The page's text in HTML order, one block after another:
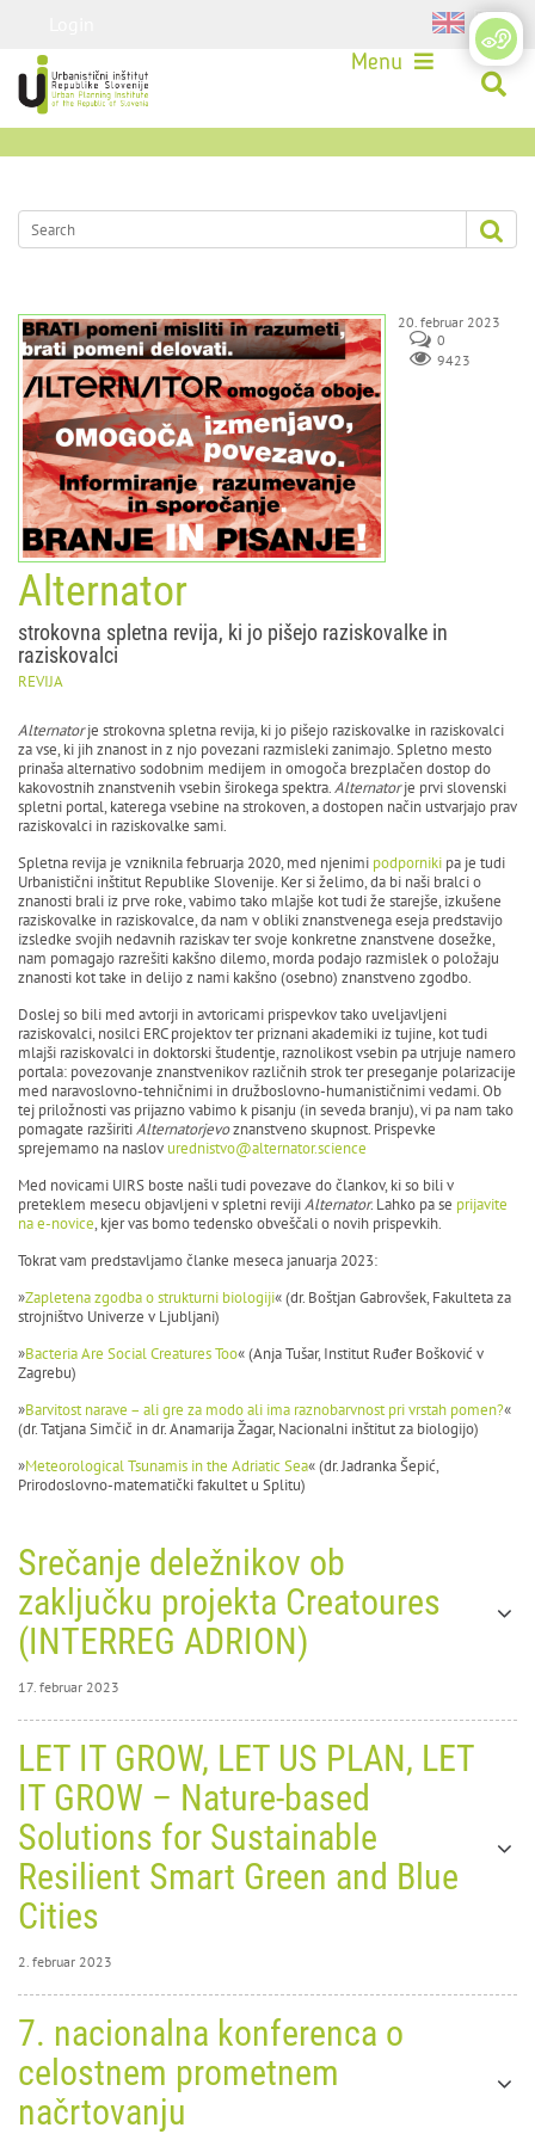
Menu
20. februar 2023
0
9423
Alternator
strokovna spletna revija, ki jo pišejo raziskovalke in
raziskovalci
REVIJA
Alternatorje strokovna spletna revija, ki jo pišejo raziskovalke in raziskovalci
za vse, ki jih znanost in z njo povezani razmisleki zanimajo. Spletno mesto
prinaša alternativo sodobnim medijem in omogoča brezplačen dostop do
kakovostnih znanstvenih vsebin širokega spektra.Alternatorje prvi slovenski
spletni portal, katerega vsebine na strokoven, a dostopen način ustvarjajo prav
raziskovalci in raziskovalke sami.
Spletna revija je vzniknila februarja 2020, med njenimi podporniki pa je tudi
Urbanistični inštitut Republike Slovenije. Ker si želimo, da bi naši bralci o
znanosti brali iz prve roke, vabimo tako mlajše kot tudi že starejše, izkušene
raziskovalke in raziskovalce, da nam v obliki znanstvenega eseja predstavijo
izsledke svojih nedavnih raziskav ter svoje konkretne znanstvene dosežke,
nam pomagajo razrešiti kakšno dilemo, morda podajo razmislek o položaju
znanosti kot take in delijo z nami kakšno (osebno) znanstveno zgodbo.
Doslej so bili med avtorji in avtoricami prispevkov tako uveljavljeni
raziskovalci, nosilci ERC projektov ter priznani akademiki iz tujine, kot tudi
mlajši raziskovalci in doktorski študentje, raznolikost vsebin pa utrjuje namero
portala: povezovanje znanstvenikov različnih strok ter preseganje polarizacije
med naravoslovno-tehničnimi in družboslovno-humanističnimi vedami. Ob
tej priložnosti vas prijazno vabimo k pisanju (in seveda branju), vi pa nam tako
pomagate razširitiAlternatorjevoznanstveno skupnost. Prispevke
sprejemamo na naslov urednistvo@alternator.science
Med novicami UIRS boste našli tudi povezave do člankov, ki so bili v
preteklem mesecu objavljeni v spletni revijiAlternator. Lahko pa se prijavite
na e-novice, kjer vas bomo tedensko obveščali o novih prispevkih.
Tokrat vam predstavljamo članke meseca januarja 2023:
»Zapletena zgodba o strukturni biologiji« (dr. Boštjan Gabrovšek, Fakulteta za
strojništvo Univerze v Ljubljani)
»Bacteria Are Social Creatures Too« (Anja Tušar, Institut Ruđer Bošković v
Zagrebu)
»Barvitost narave – ali gre za modo ali ima raznobarvnost pri vrstah pomen?«
(dr. Tatjana Simčič in dr. Anamarija Žagar, Nacionalni inštitut za biologijo)
»Meteorological Tsunamis in the Adriatic Sea« (dr. Jadranka Šepić,
Prirodoslovno-matematički fakultet u Splitu)
Srečanje deležnikov ob
zaključku projekta Creatoures
(INTERREG ADRION)
17. februar 2023
17. februar 2023
0
Srečanje deležnikov ob
zaključku projekta
Creatoures (INTERREG
LET IT GROW, LET US PLAN, LET
IT GROW – Nature-based
Solutions for Sustainable
Resilient Smart Green and Blue
Cities
2. februar 2023
LET IT
7. nacionalna konferenca o
celostnem prometnem
načrtovanju